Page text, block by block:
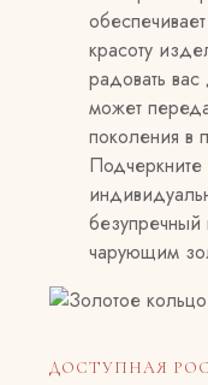
красоту
радовать
может
поколения в
безупречный
чарующим
ДОСТУПНАЯ